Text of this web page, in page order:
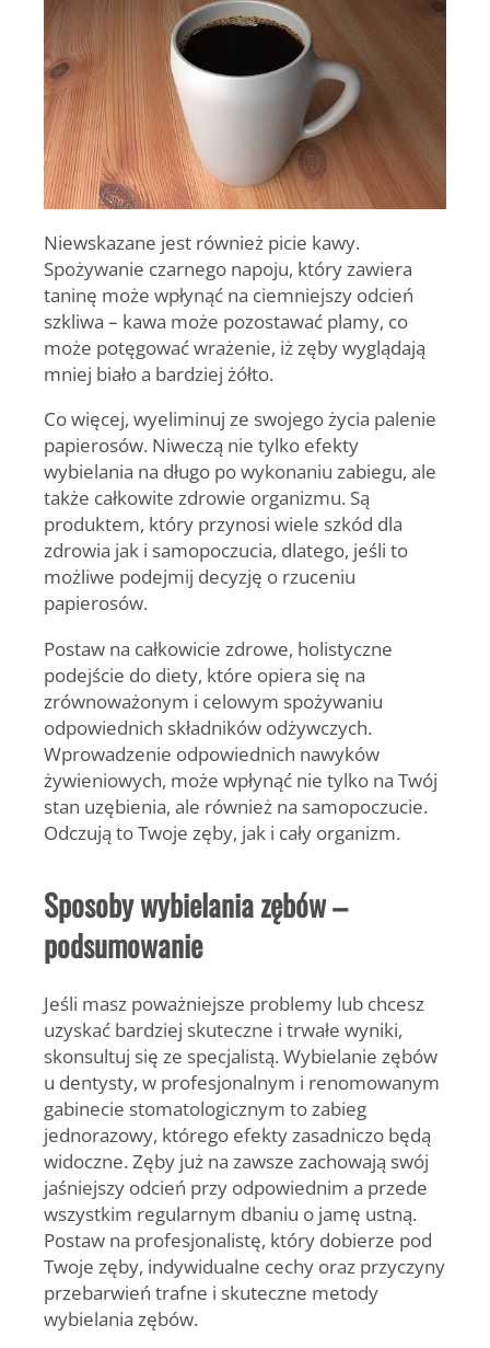
Niewskazane jest również picie kawy.
Spożywanie czarnego napoju, który zawiera
taninę może wpłynąć na ciemniejszy odcień
szkliwa – kawa może pozostawać plamy, co
może potęgować wrażenie, iż zęby wyglądają
mniej biało a bardziej żółto.
Co więcej, wyeliminuj ze swojego życia palenie
papierosów. Niweczą nie tylko efekty
wybielania na długo po wykonaniu zabiegu, ale
także całkowite zdrowie organizmu. Są
produktem, który przynosi wiele szkód dla
zdrowia jak i samopoczucia, dlatego, jeśli to
możliwe podejmij decyzję o rzuceniu
papierosów.
Postaw na całkowicie zdrowe, holistyczne
podejście do diety, które opiera się na
zrównoważonym i celowym spożywaniu
odpowiednich składników odżywczych.
Wprowadzenie odpowiednich nawyków
żywieniowych, może wpłynąć nie tylko na Twój
stan uzębienia, ale również na samopoczucie.
Odczują to Twoje zęby, jak i cały organizm.
Sposoby wybielania zębów –
podsumowanie
Jeśli masz poważniejsze problemy lub chcesz
uzyskać bardziej skuteczne i trwałe wyniki,
skonsultuj się ze specjalistą. Wybielanie zębów
u dentysty, w profesjonalnym i renomowanym
gabinecie stomatologicznym to zabieg
jednorazowy, którego efekty zasadniczo będą
widoczne. Zęby już na zawsze zachowają swój
jaśniejszy odcień przy odpowiednim a przede
wszystkim regularnym dbaniu o jamę ustną.
Postaw na profesjonalistę, który dobierze pod
Twoje zęby, indywidualne cechy oraz przyczyny
przebarwień trafne i skuteczne metody
wybielania zębów.